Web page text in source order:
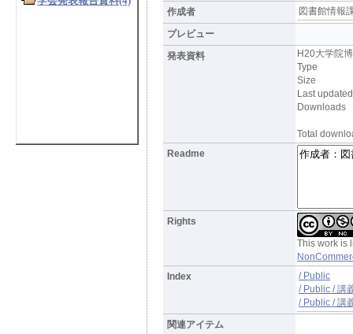
作成者 図書館情報
プレビュー
発表資料
H20大学院
Type
Size
Last updated
Downloads
Total
Readme
Rights
This work is
Index
/ Public
/ Public / 講
/ Public / 講
関連アイテム